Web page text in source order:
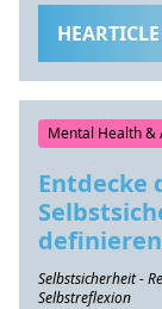
Mental Health &
Entdecke
definieren
Selbstsicherheit -
Selbstreflexion